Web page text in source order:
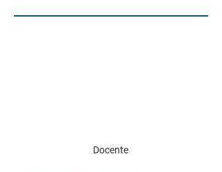
Docente